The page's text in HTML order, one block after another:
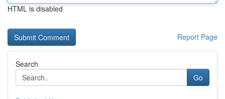
HTML is disabled
Report Page
Search
Go